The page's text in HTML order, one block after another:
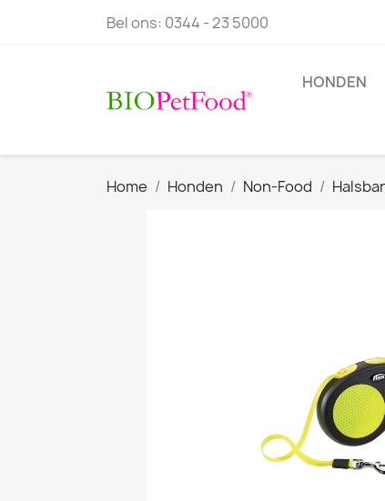
Bel ons: 0344 - 23 5000
HONDEN
Home Honden Non-Food